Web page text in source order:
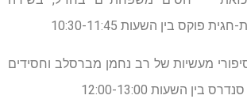
פוקס בין השעות 10:30-11:45
מעשיות של רב נחמן מברסלב וחסידים
השעות 12:00-13:00